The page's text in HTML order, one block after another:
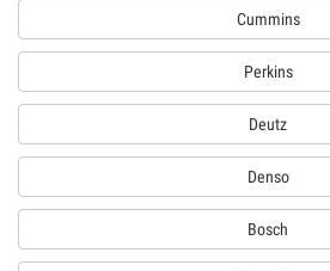
Cummins
Perkins
Deutz
Denso
Bosch